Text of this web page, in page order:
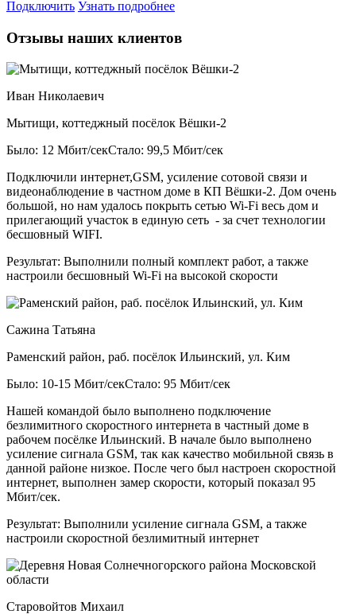
Подключить Узнать подробнее
Отзывы наших клиентов
Иван Николаевич
Мытищи, коттеджный посёлок Вёшки-2
Было: 12 Мбит/секСтало: 99,5 Мбит/сек
Подключили интернет,GSM, усиление сотовой связи и
видеонаблюдение в частном доме в КП Вёшки-2. Дом очень
большой, но нам удалось покрыть сетью Wi-Fi весь дом и
прилегающий участок в единую сеть - за счет технологии
бесшовный WIFI.
Результат: Выполнили полный комплект работ, а также
настроили бесшовный Wi-Fi на высокой скорости
Сажина Татьяна
Раменский район, раб. посёлок Ильинский, ул. Ким
Было: 10-15 Мбит/секСтало: 95 Мбит/сек
Нашей командой было выполнено подключение
безлимитного скоростного интернета в частный доме в
рабочем посёлке Ильинский. В начале было выполнено
усиление сигнала GSM, так как качество мобильной связь в
данной районе низкое. После чего был настроен скоростной
интернет, выполнен замер скорости, который показал 95
Мбит/сек.
Результат: Выполнили усиление сигнала GSM, а также
настроили скоростной безлимитный интернет
Старовойтов Михаил